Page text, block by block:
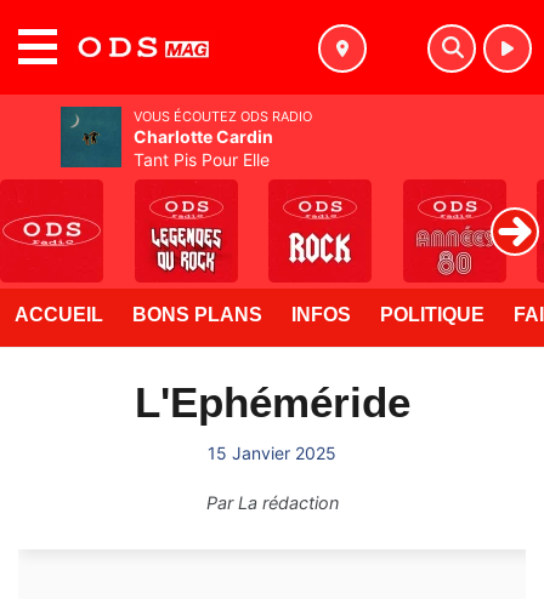
ACCUEIL BONS PLANS INFOS POLITIQUE
L'Ephéméride
15 Janvier 2025
ParLa rédaction
VOUS ÉCOUTEZ ODS RADIO
Charlotte Cardin
Tant Pis Pour Elle